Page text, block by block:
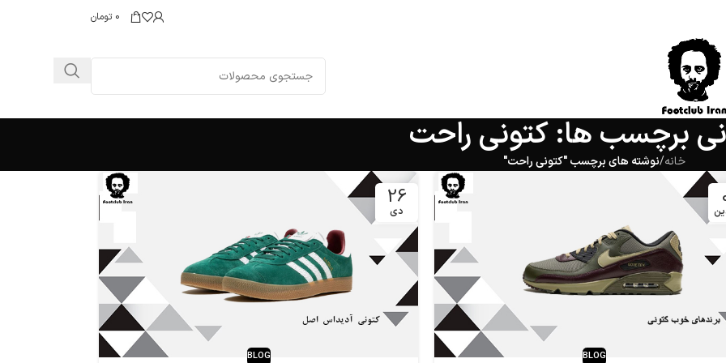
0 تومان
برچسب ها: کتونی راحت
خانه/نوشته های برچسب "کتونی راحت"
BLOG
26
دی
BLOG